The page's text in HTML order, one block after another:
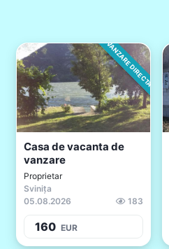
VANZARE DIRECTA
Casa de vacanta de
vanzare
Proprietar
Svinița
05.08.2026
183
160 EUR